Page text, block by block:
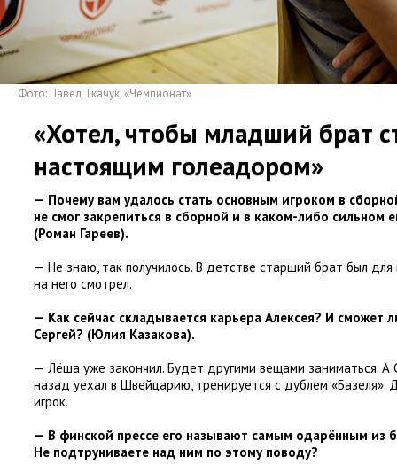
Фото: Павел Ткачук,«Чемпионат»
«Хотел, чтобы младший брат
настоящим голеадором»
— Почему вам удалось стать основным игроком в
не смог закрепиться в сборной и в каком-либо сильном
(Роман Гареев).
— Не знаю, так получилось. В детстве старший брат был
на него смотрел.
— Как сейчас складывается карьера Алексея? И сможет
Сергей? (Юлия Казакова).
— Лёша уже закончил. Будет другими вещами заниматься. А
назад уехал в Швейцарию, тренируется с дублем «Базеля».
игрок.
— В финской прессе его называют самым одарённым из
Не подтруниваете над ним по этому поводу?